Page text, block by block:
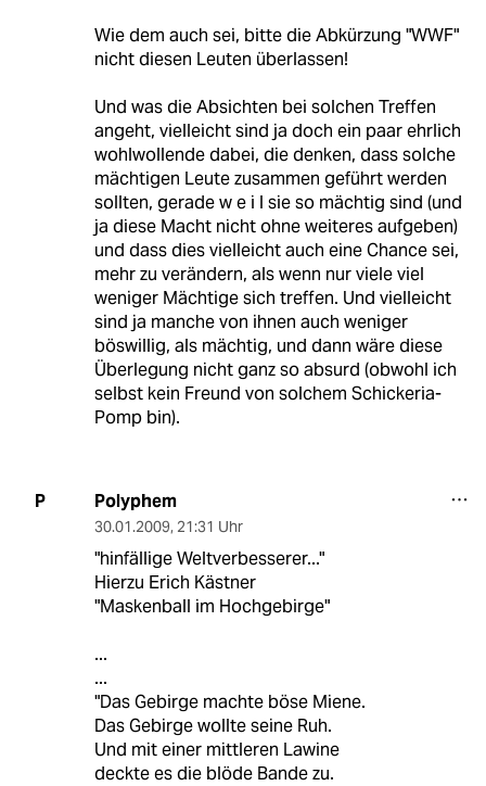
Wie dem auch sei, bitte die Abkürzung "WWF"
nicht diesen Leuten überlassen!
Und was die Absichten bei solchen Treffen
angeht, vielleicht sind ja doch ein paar ehrlich
wohlwollende dabei, die denken, dass solche
mächtigen Leute zusammen geführt werden
sollten, gerade w e i l sie so mächtig sind (und
ja diese Macht nicht ohne weiteres aufgeben)
und dass dies vielleicht auch eine Chance sei,
mehr zu verändern, als wenn nur viele viel
weniger Mächtige sich treffen. Und vielleicht
sind ja manche von ihnen auch weniger
böswillig, als mächtig, und dann wäre diese
Überlegung nicht ganz so absurd (obwohl ich
selbst kein Freund von solchem Schickeria-
Pomp bin).
P Polyphem
30.01.2009, 21:31 Uhr
"hinfällige Weltverbesserer..."
Hierzu Erich Kästner
"Maskenball im Hochgebirge"
...
...
"Das Gebirge machte böse Miene.
Das Gebirge wollte seine Ruh.
Und mit einer mittleren Lawine
deckte es die blöde Bande zu.